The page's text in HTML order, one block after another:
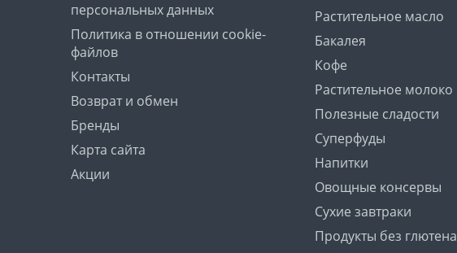
персональных данных
Политика в отношении cookie-
файлов
Контакты
Возврат и обмен
Бренды
Карта сайта
Акции
Растительное масло
Бакалея
Кофе
Растительное молоко
Полезные сладости
Суперфуды
Напитки
Овощные консервы
Сухие завтраки
Продукты без глютена